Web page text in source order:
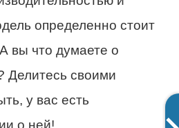
определенно стоит
вы что думаете о
Делитесь своими
у вас есть